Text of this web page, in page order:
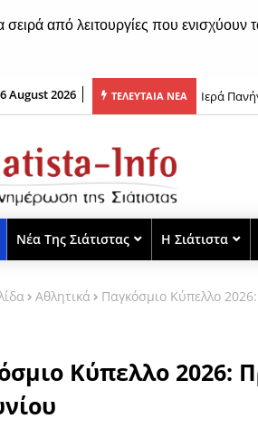
σειρά από λειτουργίες που
August 2026 ΤΕΛΕΥΤΑΙΑ ΝΕΑ
άνω των 55 ετών Ιερά
Νέα Της Σιάτιστας Η Σιάτιστα
Αθλητικά Παγκόσμιο Κύπελλο
Κύπελλο 2026: